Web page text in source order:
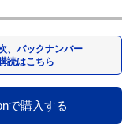
、バックナンバー
読はこちら
で購入する